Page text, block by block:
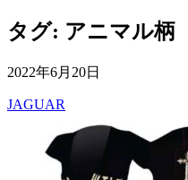
タグ: アニマル柄
2022年6月20日
JAGUAR